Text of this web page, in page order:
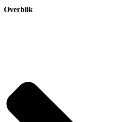
Overblik